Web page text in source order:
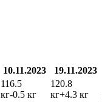
10.11.2023 19.11.2023
116.5
кг-0.5 кг
120.8
кг+4.3 кг